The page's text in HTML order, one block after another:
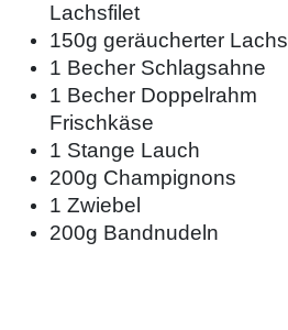
Lachsfilet
150g geräucherter Lachs
1 Becher Schlagsahne
1 Becher Doppelrahm
Frischkäse
1 Stange Lauch
200g Champignons
1 Zwiebel
200g Bandnudeln